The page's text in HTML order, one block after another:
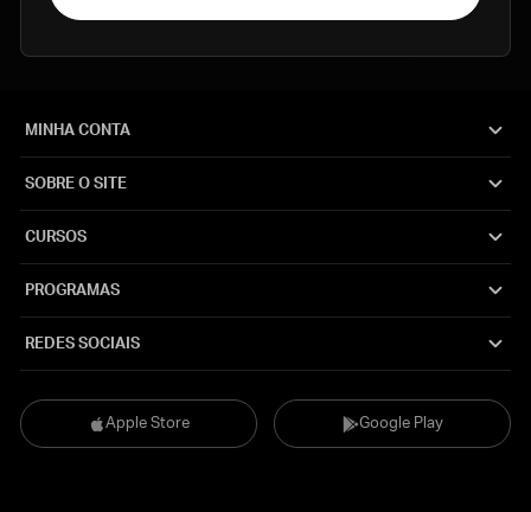
Apple Store Google Play
MINHA CONTA
SOBRE O SITE
CURSOS
PROGRAMAS
REDES SOCIAIS